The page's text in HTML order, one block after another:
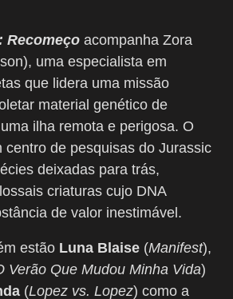
Recomeço acompanha Zora
uma especialista em
que lidera uma missão
material genético de
ilha remota e perigosa. O
centro de pesquisas do Jurassic
deixadas para trás,
criaturas cujo DNA
de valor inestimável.
estão Luna Blaise (Manifest),
Verão Que Mudou Minha Vida)
(Lopez vs. Lopez) como a